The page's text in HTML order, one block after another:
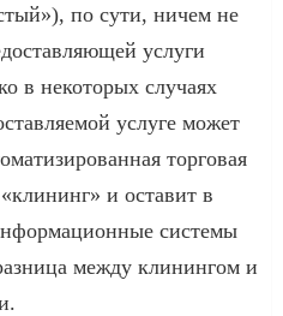
по сути, ничем не
услуги
в некоторых случаях
услуге может
торговая
и оставит в
системы
между клинингом и